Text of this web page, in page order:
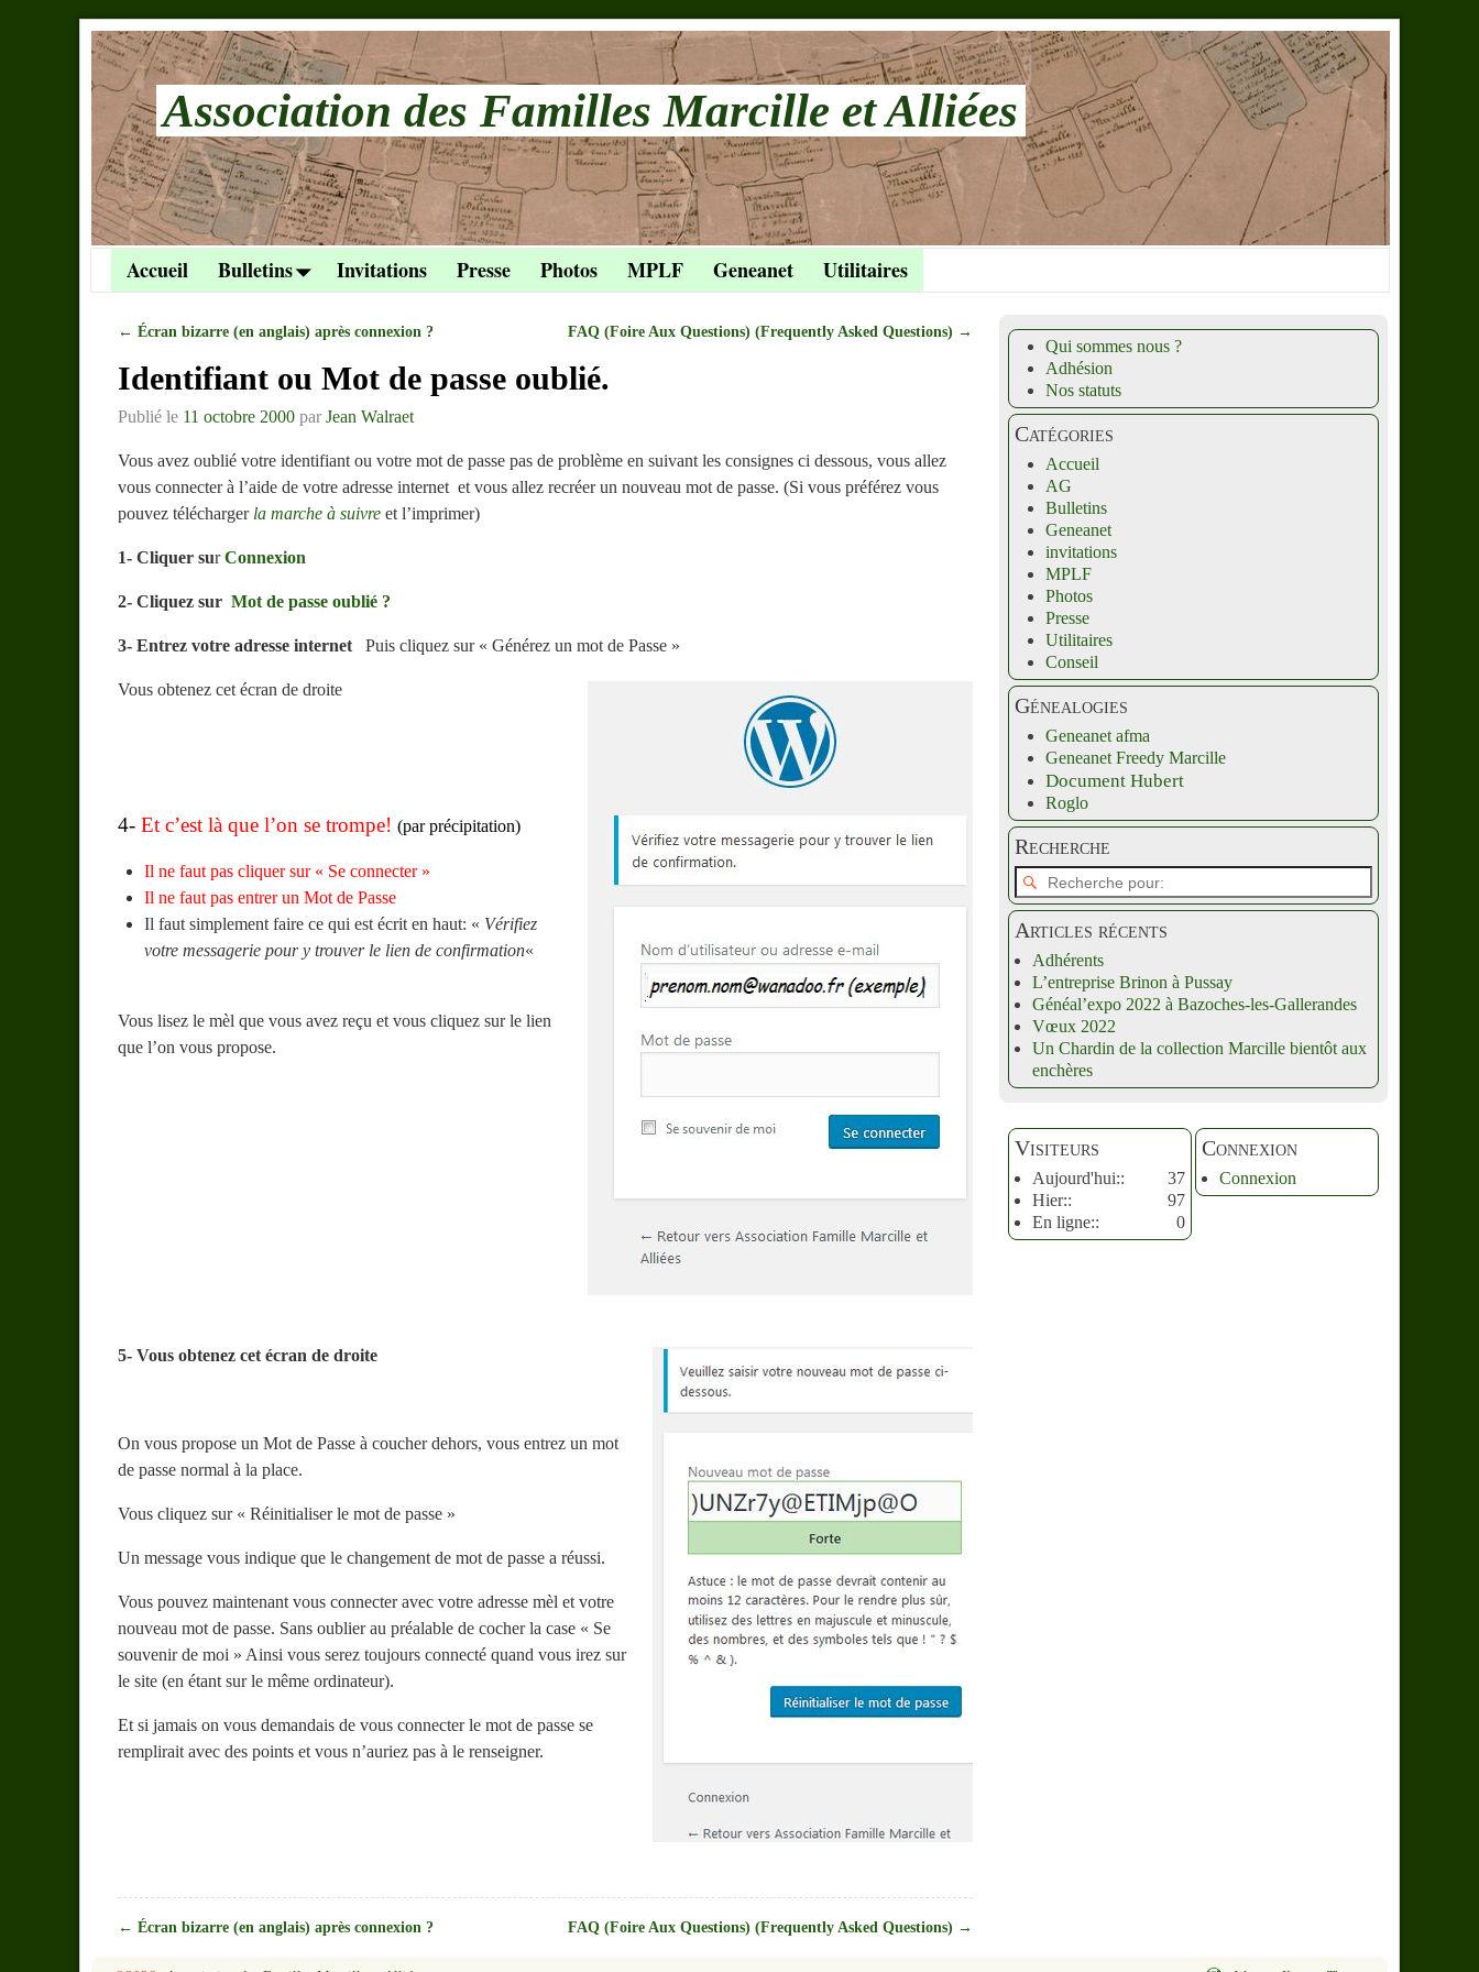
Association des Familles Marcille et Alliées
Accueil Bulletins Invitations Presse Photos MPLF Geneanet Utilitaires
← Écran bizarre (en anglais) après connexion ? FAQ (Foire Aux Questions) (Frequently Asked Questions) →
Identifiant ou Mot de passe oublié.
Publié le 11 octobre 2000 par Jean Walraet
Vous avez oublié votre identifiant ou votre mot de passe pas de problème en suivant les consignes ci dessous, vous allez
vous connecter à l’aide de votre adresse internet et vous allez recréer un nouveau mot de passe. (Si vous préférez vous
pouvez télécharger la marche à suivreet l’imprimer)
1- Cliquer surConnexion
2- Cliquez sur Mot de passe oublié ?
3- Entrez votre adresse internetPuis cliquez sur « Générez un mot de Passe »
Vous obtenez cet écran de droite
4-Et c’est là que l’on se trompe! (par précipitation)
Il ne faut pas cliquer sur « Se connecter »
Il ne faut pas entrer un Mot de Passe
Il faut simplement faire ce qui est écrit en haut: « Vérifiez
votre messagerie pour y trouver le lien de confirmation«
Vous lisez le mèl que vous avez reçu et vous cliquez sur le lien
que l’on vous propose.
5- Vous obtenez cet écran de droite
On vous propose un Mot de Passe à coucher dehors, vous entrez un mot
de passe normal à la place.
Vous cliquez sur « Réinitialiser le mot de passe »
Un message vous indique que le changement de mot de passe a réussi.
Vous pouvez maintenant vous connecter avec votre adresse mèl et votre
nouveau mot de passe. Sans oublier au préalable de cocher la case « Se
souvenir de moi » Ainsi vous serez toujours connecté quand vous irez sur
le site (en étant sur le même ordinateur).
Et si jamais on vous demandais de vous connecter le mot de passe se
remplirait avec des points et vous n’auriez pas à le renseigner.
← Écran bizarre (en anglais) après connexion ? FAQ (Foire Aux Questions) (Frequently Asked Questions) →
Qui sommes nous ?
Adhésion
Nos statuts
Catégories
Accueil
AG
Bulletins
Geneanet
invitations
MPLF
Photos
Presse
Utilitaires
Conseil
Génealogies
Geneanet afma
Geneanet Freedy Marcille
Document Hubert
Roglo
Recherche
Articles récents
Adhérents
L’entreprise Brinon à Pussay
Généal’expo 2022 à Bazoches-les-Gallerandes
Vœux 2022
Un Chardin de la collection Marcille bientôt aux
enchères
Visiteurs
37
Aujourd'hui::
97
Hier::
0
En ligne::
Connexion
Connexion